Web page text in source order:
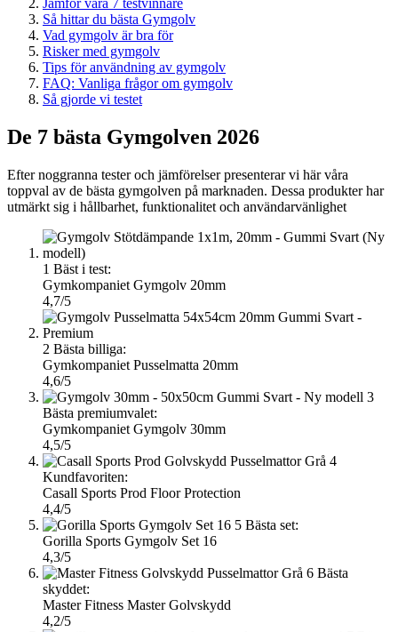
Så hittar du bästa Gymgolv
Vad gymgolv är bra för
Risker med gymgolv
Tips för användning av gymgolv
FAQ: Vanliga frågor om gymgolv
Så gjorde vi testet
De 7 bästa Gymgolven 2026
Efter noggranna tester och jämförelser presenterar vi här våra
toppval av de bästa gymgolven på marknaden. Dessa produkter har
utmärkt sig i hållbarhet, funktionalitet och användarvänlighet
1 Bäst i test:
Gymkompaniet Gymgolv 20mm
4,7/5
2 Bästa billiga:
Gymkompaniet Pusselmatta 20mm
4,6/5
3
Bästa premiumvalet:
Gymkompaniet Gymgolv 30mm
4,5/5
4
Kundfavoriten:
Casall Sports Prod Floor Protection
4,4/5
5 Bästa set:
Gorilla Sports Gymgolv Set 16
4,3/5
6 Bästa
skyddet:
Master Fitness Master Golvskydd
4,2/5